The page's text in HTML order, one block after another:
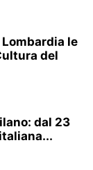
le
del
dal 23